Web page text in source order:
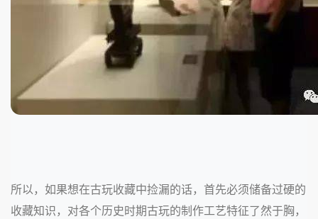
所以，如果想在古玩收藏中捡漏的话，首先必须储备过硬的
收藏知识，对各个历史时期古玩的制作工艺特征了然于胸，